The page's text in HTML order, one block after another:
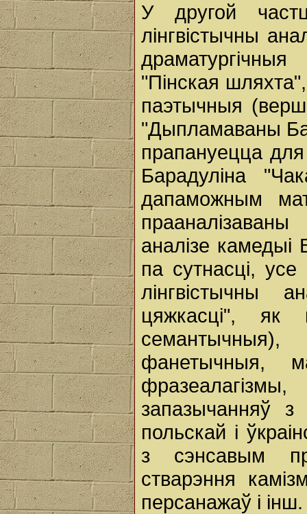
У другой
лінгвістычны
"Пінская
паэтычныя
"Дыпламаваны
прапануецца
Барадуліна
дапаможным
аналізе камедыі
па сутнасці,
лінгвістычны
цяжкасці", як
фанетычныя,
запазычанняў з
польскай і
з сэнсавым
стварэння
персанажаў і інш.